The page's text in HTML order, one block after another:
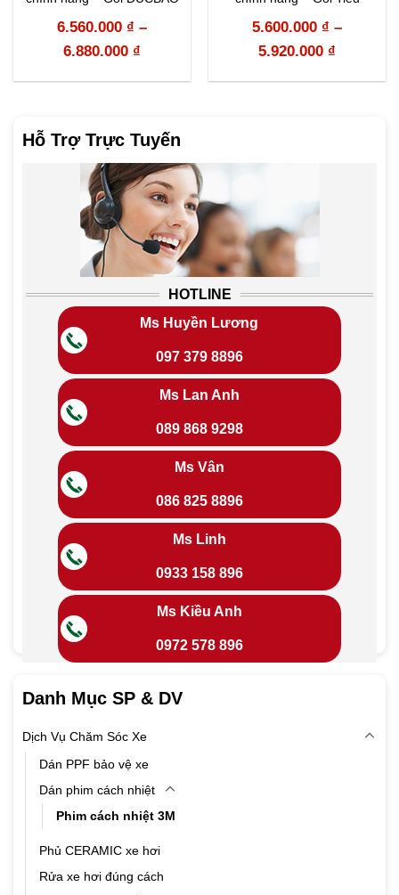
Hỗ Trợ Trực Tuyến
HOTLINE
Ms Huyền Lương
097 379 8896
Ms Lan Anh
089 868 9298
Ms Vân
086 825 8896
Ms Linh
0933 158 896
Ms Kiều Anh
0972 578 896
Danh Mục SP & DV
Dịch Vụ Chăm Sóc Xe
Dán PPF bảo vệ xe
Dán phim cách nhiệt
Phim cách nhiệt 3M
Phủ CERAMIC xe hơi
Rửa xe hơi đúng cách
6.560.000 ₫ –
6.880.000 ₫
5.600.000 ₫ –
5.920.000 ₫